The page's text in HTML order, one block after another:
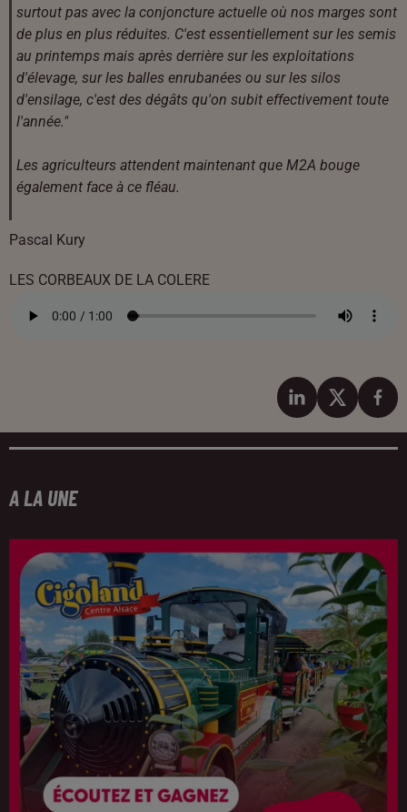
surtout pas avec la conjoncture actuelle où nos marges sont
de plus en plus réduites. C'est essentiellement sur les semis
au printemps mais après derrière sur les exploitations
d'élevage, sur les balles enrubanées ou sur les silos
d'ensilage, c'est des dégâts qu'on subit effectivement toute
l'année."
Les agriculteurs attendent maintenant que M2A bouge
également face à ce fléau.
Pascal Kury
LES CORBEAUX DE LA COLERE
A LA UNE